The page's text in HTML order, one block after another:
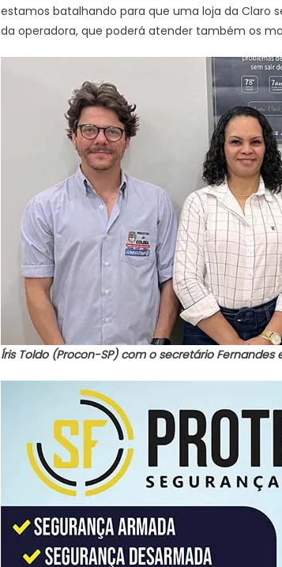
estamos batalhando para que uma loja da Claro
da operadora, que poderá atender também os
Íris Toldo (Procon-SP) com o secretário